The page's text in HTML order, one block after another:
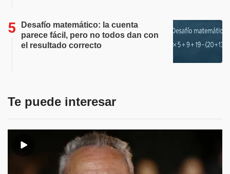
Desafío matemático: la cuenta
parece fácil, pero no todos dan con
el resultado correcto
Te puede interesar